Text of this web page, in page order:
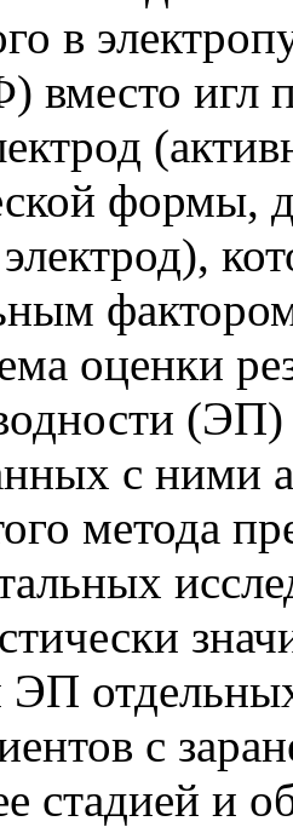
в
игл
формы,
фактором
оценки
(ЭП)
с ними
метода
с
стадией и